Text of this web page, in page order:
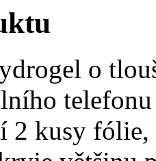
o
2 kusy fólie,